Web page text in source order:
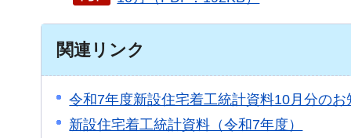
関連リンク
令和7年度新設住宅着工統計資料10月分のお
新設住宅着工統計資料（令和7年度）